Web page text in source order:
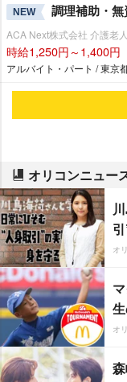
NEW 調理補助・
ACA Next株式会社 介護老
時給1,250円～1,400円
アルバイト・パート / 東京
オリコンニュー
オ
オ